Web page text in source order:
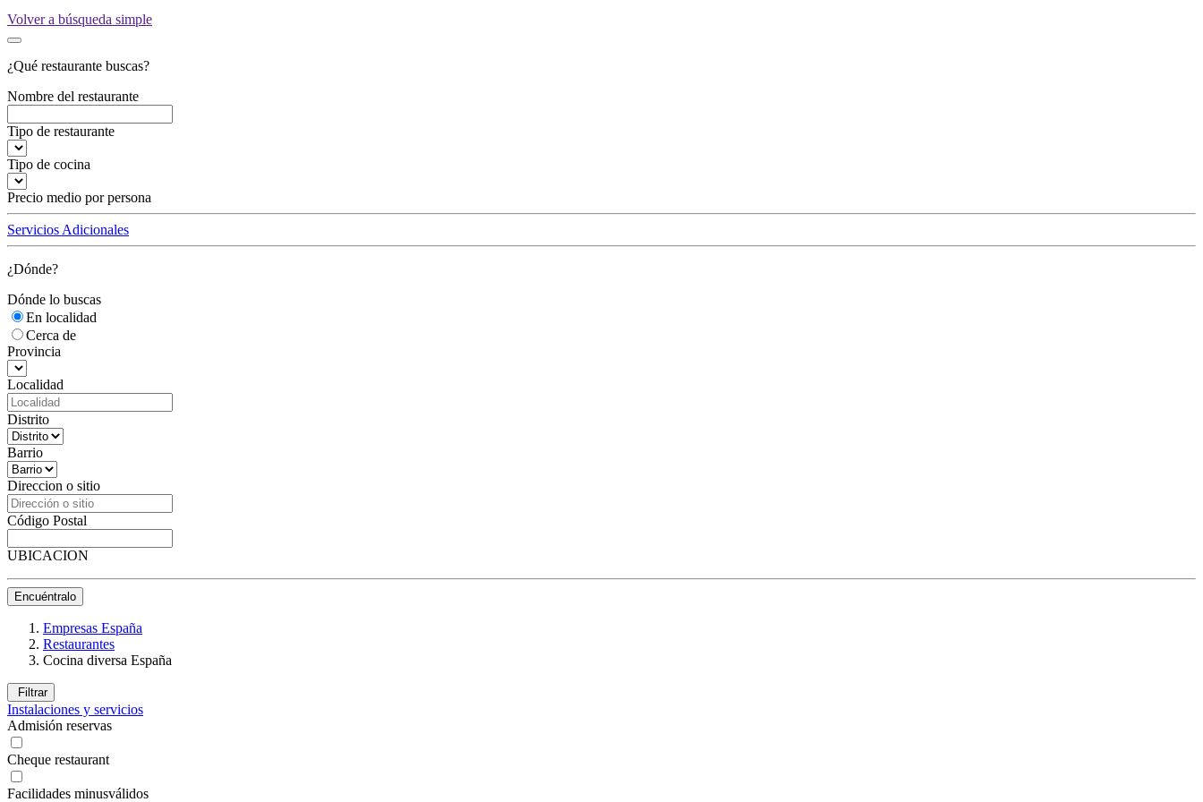
Volver a búsqueda simple
¿Qué restaurante buscas?
Nombre del restaurante
Tipo de restaurante
Tipo de cocina
Precio medio por persona
Servicios Adicionales
¿Dónde?
Dónde lo buscas
En localidad
Cerca de
Provincia
Localidad
Distrito
Barrio
Direccion o sitio
Código Postal
UBICACION
Encuéntralo
Empresas España
Restaurantes
Cocina diversa España
Filtrar
Instalaciones y servicios
Admisión reservas
Cheque restaurant
Facilidades minusválidos